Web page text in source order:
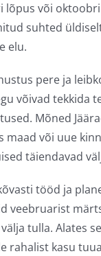
lõpus või
suhted
elu.
pere ja
võivad tekkida
Mõned
maad või uue
täiendavad
tööd ja
veebruarist
tulla. Alates
rahalist kasu